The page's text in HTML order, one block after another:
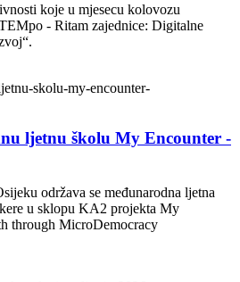
koje u mjesecu kolovozu
- Ritam zajednice: Digitalne
ljetnu školu My Encounter -
održava se međunarodna ljetna
u sklopu KA2 projekta My
through MicroDemocracy